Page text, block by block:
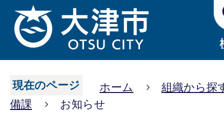
現在のページ ホーム
組織から探
備課
お知らせ